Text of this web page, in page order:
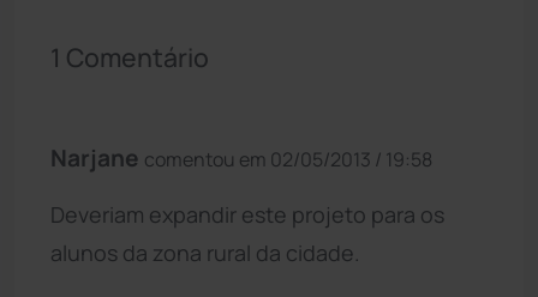
1 Comentário
Narjane comentou em 02/05/2013 / 19:58
Deveriam expandir este projeto para os
alunos da zona rural da cidade.